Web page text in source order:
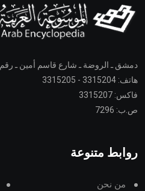
دمشق ـ الروضة ـ شارع قاسم أمين ـ رقم 39
هاتف: 3315204 - 3315205
فاكس: 3315207
ص.ب: 7296
روابط متنوعة
من نحن